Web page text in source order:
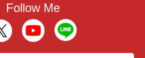
Follow Me